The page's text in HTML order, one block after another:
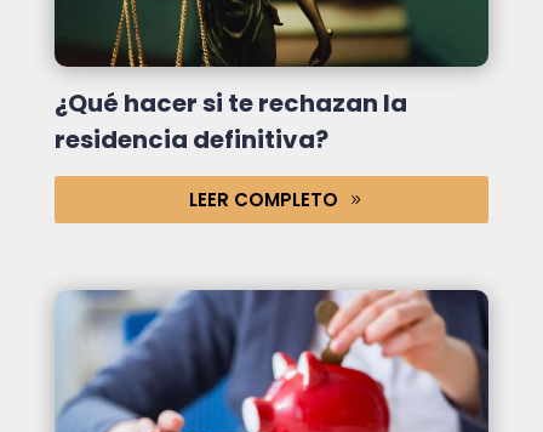
¿Qué hacer si te rechazan la
residencia definitiva?
LEER COMPLETO